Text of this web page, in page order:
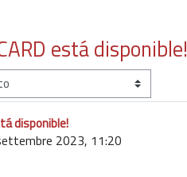
está disponible!
disponible!
2023, 11:20